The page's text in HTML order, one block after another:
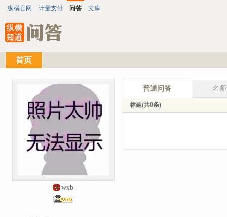
纵横官网 计量支付 问答 文库
首页
wxb
普通问答 名
标题(共0条)